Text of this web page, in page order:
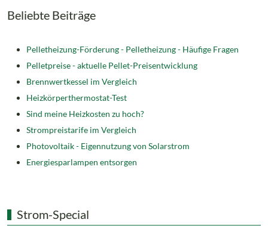
Beliebte Beiträge
Pelletheizung-Förderung - Pelletheizung - Häufige Fragen
Pelletpreise - aktuelle Pellet-Preisentwicklung
Brennwertkessel im Vergleich
Heizkörperthermostat-Test
Sind meine Heizkosten zu hoch?
Strompreistarife im Vergleich
Photovoltaik - Eigennutzung von Solarstrom
Energiesparlampen entsorgen
Strom-Special